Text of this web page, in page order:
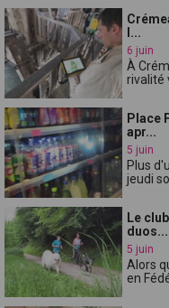
l...
6 juin
À
rivalité
Place
apr...
5 juin
Plus
jeudi
Le
duos...
5 juin
Alors
en